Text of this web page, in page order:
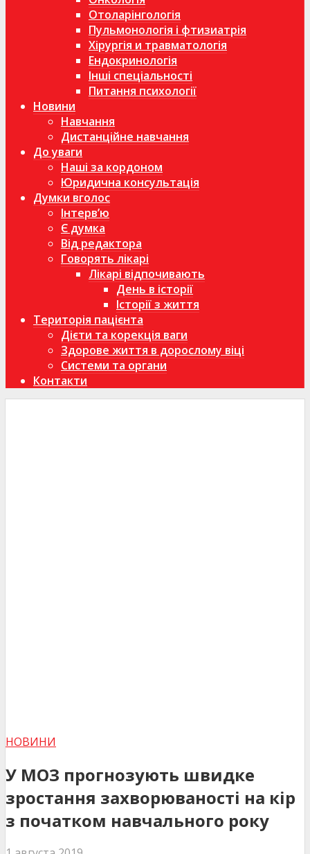
Отоларінгологія
Пульмонологія і фтизиатрія
Хірургія и травматологія
Ендокринологія
Інші спеціальності
Питання психології
Новини
Навчання
Дистанційне навчання
До уваги
Наші за кордоном
Юридична консультація
Думки вголос
Інтерв’ю
Є думка
Від редактора
Говорять лікарі
Лікарі відпочивають
День в історії
Історії з життя
Територія пацієнта
Дієти та корекція ваги
Здорове життя в дорослому віці
Системи та органи
Контакти
НОВИНИ
У МОЗ прогнозують швидке
зростання захворюваності на кір
з початком навчального року